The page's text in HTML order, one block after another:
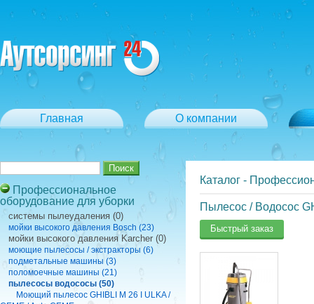
Главная О компании
Профессиональное
оборудование для уборки
cистемы пылеудаления (0)
мойки высокого давления Bosch (23)
мойки высокого давления Karcher (0)
моющие пылесосы / экстракторы (6)
подметальные машины (3)
поломоечные машины (21)
пылесосы водососы (50)
Моющий пылесос GHIBLI M 26 I ULKA /
Каталог -
Пылесос / Водосос
Быстрый заказ